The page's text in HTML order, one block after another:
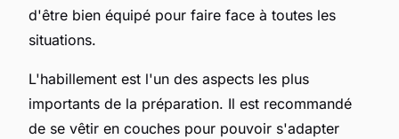
d'être bien équipé pour faire face à toutes les
situations.
L'habillement est l'un des aspects les plus
importants de la préparation. Il est recommandé
de se vêtir en couches pour pouvoir s'adapter